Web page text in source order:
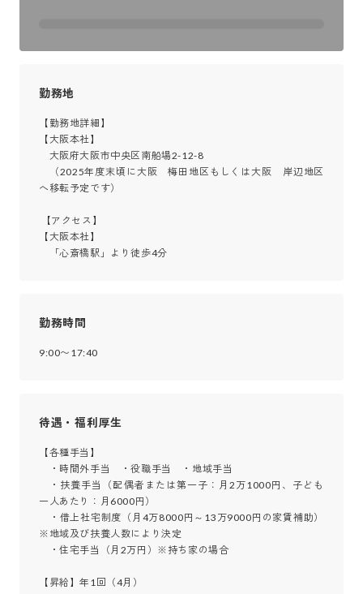
勤務地
【勤務地詳細】
【大阪本社】
大阪府大阪市中央区南船場2-12-8
（2025年度末頃に大阪　梅田地区もしくは大阪　岸辺地区
へ移転予定です）
【大阪本社】
「心斎橋駅」より徒歩4分
勤務時間
9:00〜17:40
待遇・福利厚生
【各種手当】
・時間外手当　・役職手当　・地域手当
・扶養手当（配偶者または第一子：月2万1000円、子ども
一人あたり：月6000円）
・借上社宅制度（月4万8000円～13万9000円の家賃補助）
※地域及び扶養人数により決定
・住宅手当（月2万円）※持ち家の場合
【昇給】年1回（4月）